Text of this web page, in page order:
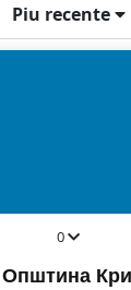
Piu recente
0